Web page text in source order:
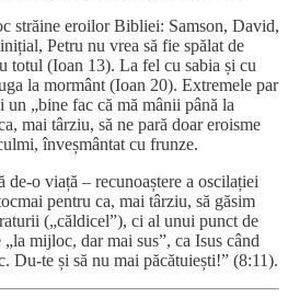
străine eroilor Bibliei: Samson, David,
Petru nu vrea să fie spălat de
totul (Ioan 13). La fel cu sabia și cu
la mormânt (Ioan 20). Extremele par
„bine fac că mă mânii până la
mai târziu, să ne pară doar eroisme
înveșmântat cu frunze.
de-o viață – recunoaștere a oscilației
pentru ca, mai târziu, să găsim
(„căldicel”), ci al unui punct de
mijloc, dar mai sus”, ca Isus când
Du-te și să nu mai păcătuiești!” (8:11).